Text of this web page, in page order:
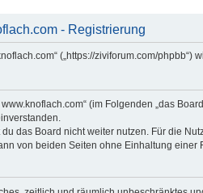
- Registrierung
(„https://ziviforum.com/
(im Folgenden „das
das Board nicht weiter nutzen. Für die
von beiden Seiten ohne Einhaltung einer